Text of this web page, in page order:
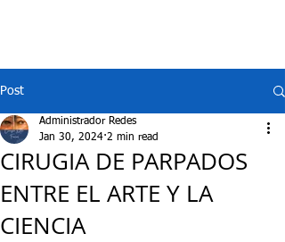
Post
CIRUGIA DE PARPADOS
ENTRE EL ARTE Y LA
CIENCIA
Administrador Redes
Jan 30, 2024 2 min read